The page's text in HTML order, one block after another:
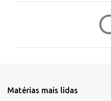
t
Matérias mais lidas